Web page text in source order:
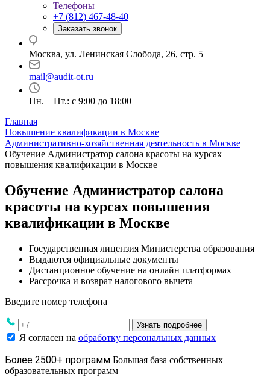
Телефоны
+7 (812) 467-48-40
Заказать звонок
Москва, ул. Ленинская Слобода, 26, стр. 5
mail@audit-ot.ru
Пн. – Пт.: с 9:00 до 18:00
Главная
Повышение квалификации в Москве
Административно-хозяйственная деятельность в Москве
Обучение Администратор салона красоты на курсах
повышения квалификации в Москве
Обучение Администратор салона
красоты на курсах повышения
квалификации в Москве
Государственная лицензия Министерства образования
Выдаются официальные документы
Дистанционное обучение на онлайн платформах
Рассрочка и возврат налогового вычета
Введите номер телефона
Узнать подробнее
Я согласен на обработку персональных данных
Более 2500+ программ Большая база собственных
образовательных программ